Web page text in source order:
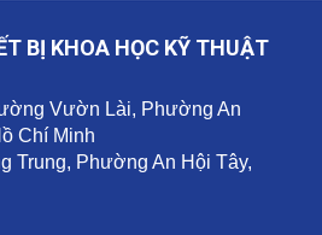
BỊ KHOA HỌC KỸ THUẬT
Vườn Lài, Phường An
Chí Minh
Trung, Phường An Hội Tây,